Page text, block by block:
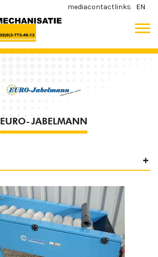
mediacontactlinks EN
EURO-JABELMANN